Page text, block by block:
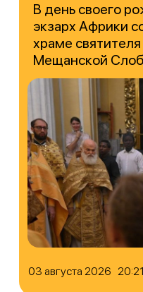
03 августа 2026 20:21
В день своего
экзарх Африки
храме
Мещанской